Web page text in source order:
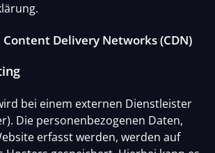
Delivery Networks (CDN)
bei einem externen Dienstleister
Die personenbezogenen Daten,
erfasst werden, werden auf